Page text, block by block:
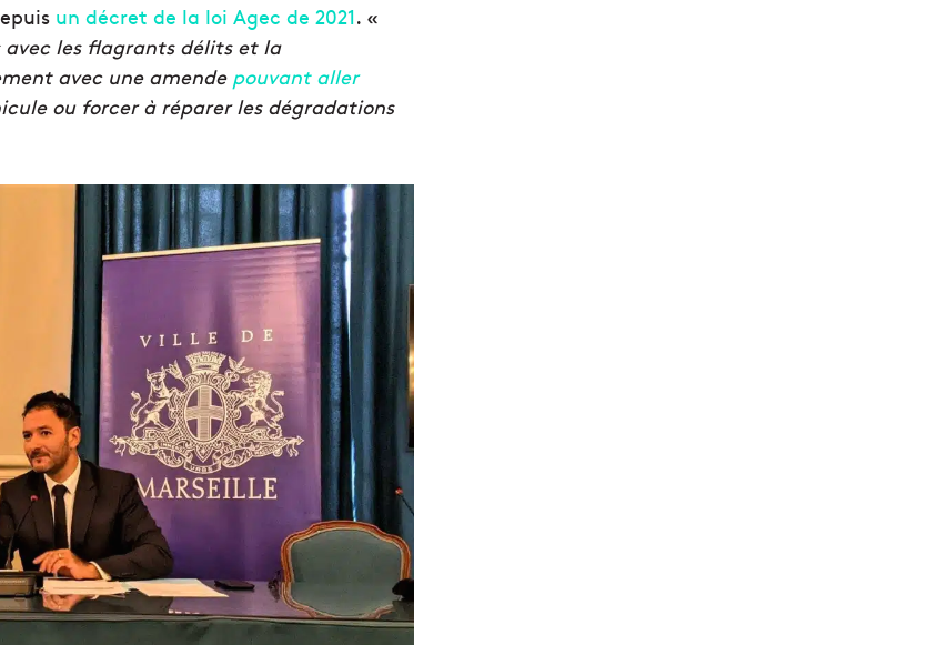
un décret de la loi Agec de 2021. «
avec les flagrants délits et la
avec une amende pouvant aller
ou forcer à réparer les dégradations